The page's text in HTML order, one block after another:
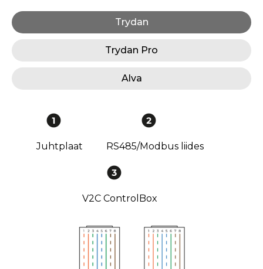
Trydan
Trydan Pro
Alva
Juhtplaat RS485/Modbus liides
V2C ControlBox